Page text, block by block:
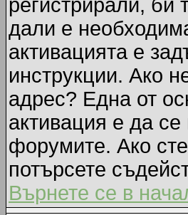
регистрирали,
дали е
активацията е
инструкции. Ако
адрес? Една от
активация е да
форумите. Ако
потърсете
Върнете се в